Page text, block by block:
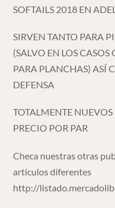
SOFTAILS 2018 EN
SIRVEN TANTO PARA
(SALVO EN LOS
PARA PLANCHAS) ASÍ
DEFENSA
TOTALMENTE NUEVOS
PRECIO POR PAR
Checa nuestras otras
artículos diferentes
http://